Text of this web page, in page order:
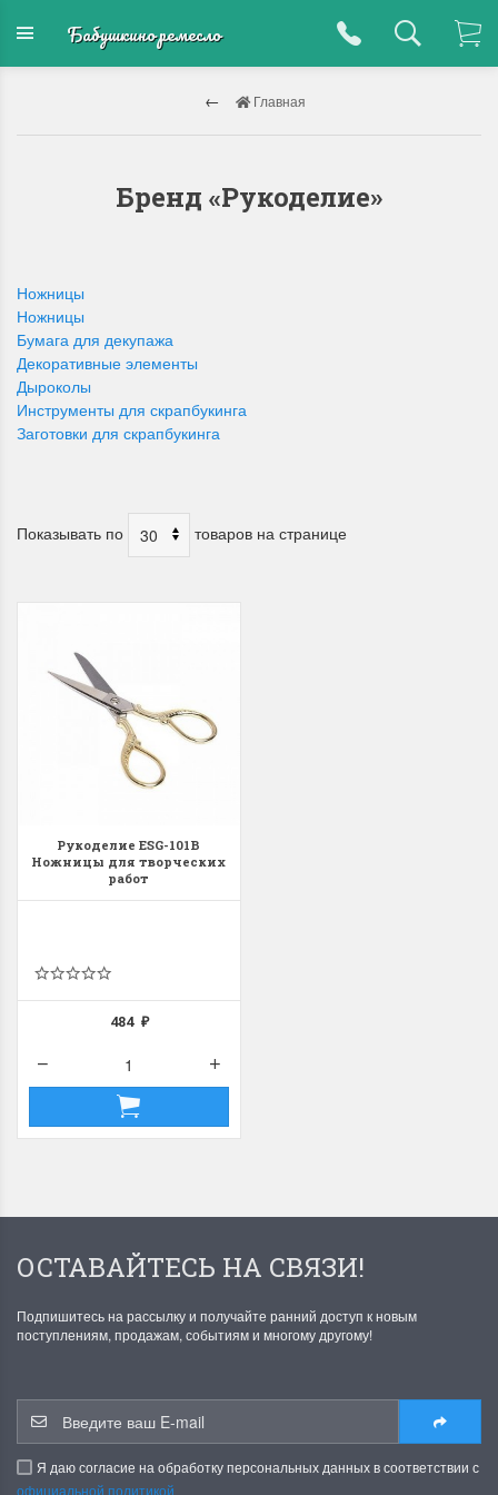
Бабушкино ремесло
Главная
Бренд «Рукоделие»
Ножницы
Ножницы
Бумага для декупажа
Декоративные элементы
Дыроколы
Инструменты для скрапбукинга
Заготовки для скрапбукинга
Показывать по товаров на странице
Рукоделие ESG-101B
Ножницы для творческих
работ
484 ₽
ОСТАВАЙТЕСЬ НА СВЯЗИ!
Подпишитесь на рассылку и получайте ранний доступ к новым
поступлениям, продажам, событиям и многому другому!
Я даю согласие на обработку персональных данных в соответствии с
официальной политикой